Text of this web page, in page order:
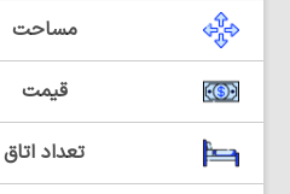
مساحت
قیمت
تعداد اتاق